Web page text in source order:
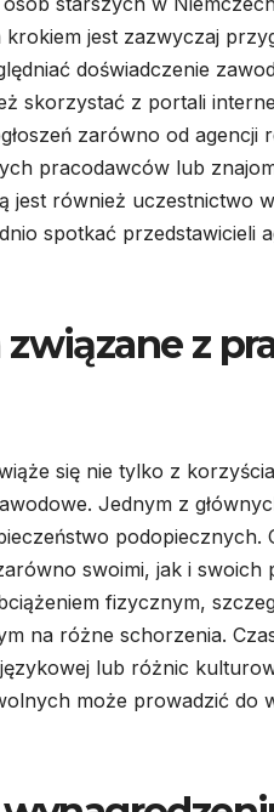
jest zazwyczaj
doświadczenie
skorzystać z portali
zarówno od
pracodawców lub
jest również uczestnictwo
spotkać przedstawicieli
z
się nie tylko z
Jednym z
podopiecznych.
swoimi, jak i
fizycznym,
na różne schorzenia.
lub różnic
może prowadzić do